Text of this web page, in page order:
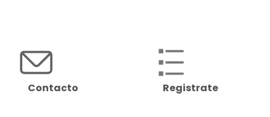
Contacto Registrate